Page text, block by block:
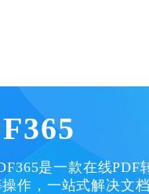
是一款在线PDF
作，一站式解决文